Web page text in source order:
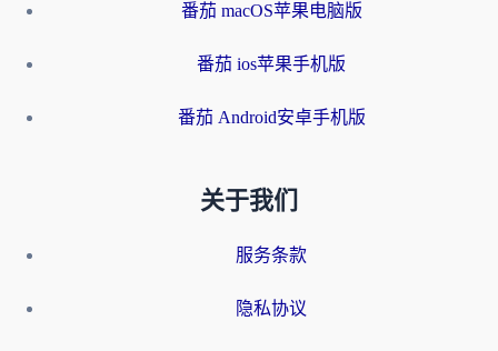
番茄 macOS苹果电脑版
番茄 ios苹果手机版
番茄 Android安卓手机版
关于我们
服务条款
隐私协议